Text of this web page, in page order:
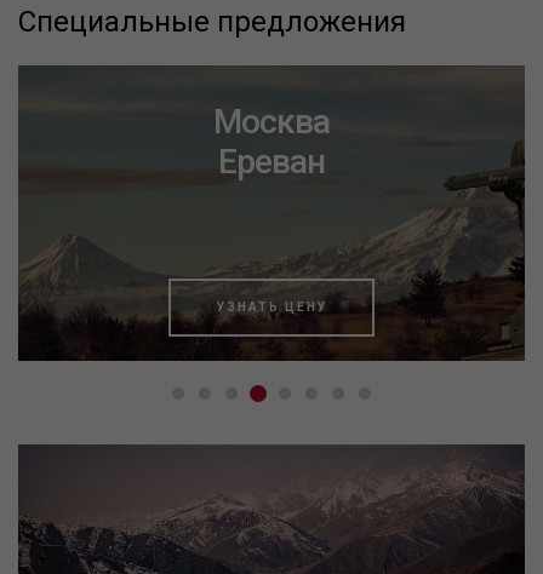
Специальные предложения
Москва
Ереван
УЗНАТЬ ЦЕНУ